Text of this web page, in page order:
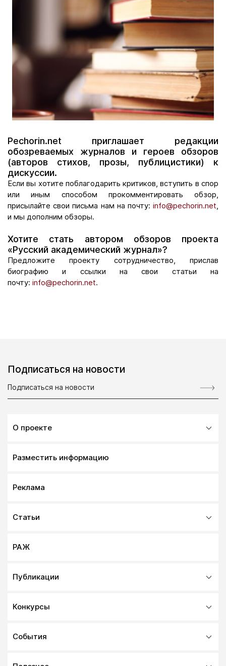
Pechorin.net приглашает редакции
обозреваемых журналов и героев обзоров
(авторов стихов, прозы, публицистики) к
дискуссии.
Если вы хотите поблагодарить критиков, вступить в спор
или иным способом прокомментировать обзор,
присылайте свои письма нам на почту: info@pechorin.net,
и мы дополним обзоры.
Хотите стать автором обзоров проекта
«Русский академический журнал»?
Предложите проекту сотрудничество, прислав
биографию и ссылки на свои статьи на
почту: info@pechorin.net.
Подписаться на новости
О проекте
Разместить информацию
Реклама
Статьи
РАЖ
Публикации
Конкурсы
События